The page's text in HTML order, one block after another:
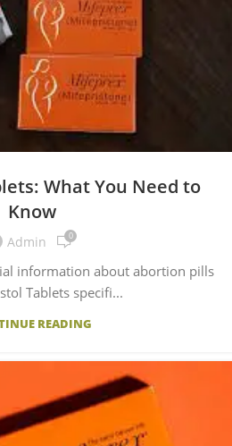
What You Need to
Know
Admin 0
information about abortion pills
Tablets specifi...
READING